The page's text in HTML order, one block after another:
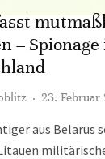
– Spionage
· 23. Februar
aus Belarus